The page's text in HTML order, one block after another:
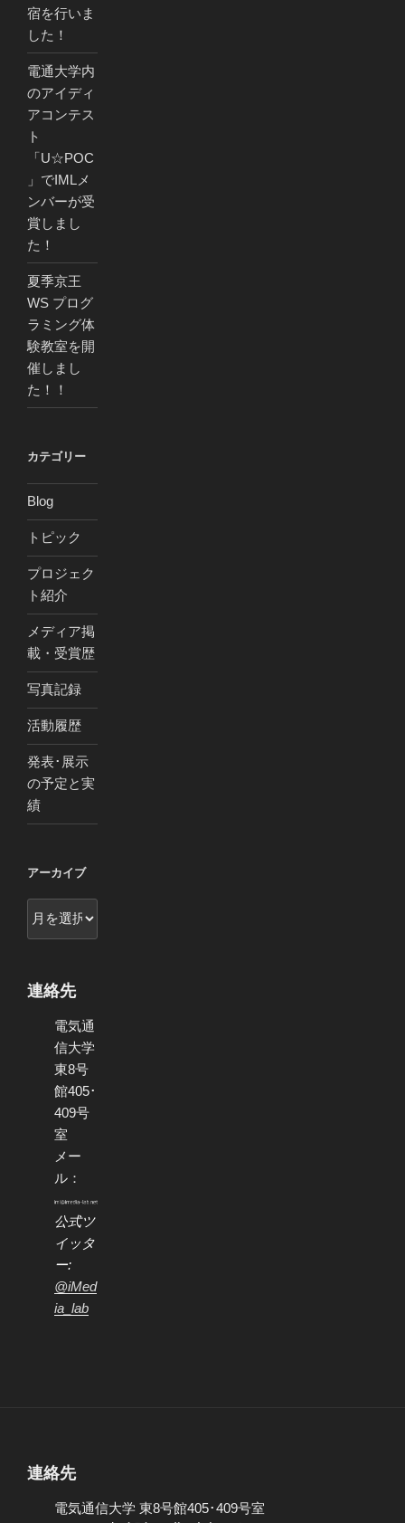
宿を行いま
した！
電通大学内
のアイディ
アコンテス
ト
「U☆POC
」でIMLメ
ンバーが受
賞しまし
た！
夏季京王
WS プログ
ラミング体
験教室を開
催しまし
た！！
カテゴリー
Blog
トピック
プロジェク
ト紹介
メディア掲
載・受賞歴
写真記録
活動履歴
発表･展示
の予定と実
績
アーカイブ
ー
ブ
連絡先
電気通
信大学
東8号
館405･
409号
室
メー
ル：
公式ツ
イッタ
ー:
@iMed
ia_lab
連絡先
電気通信大学 東8号館405･409号室